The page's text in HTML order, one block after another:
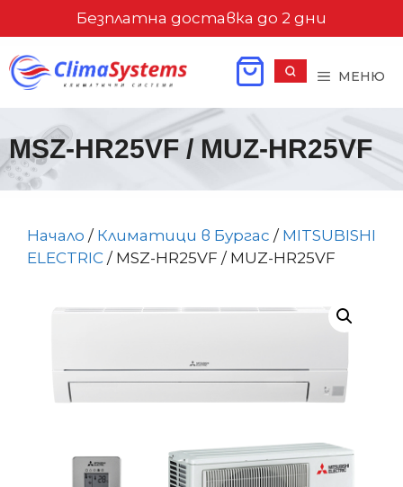
съдържанието
Безплатна доставка до 2 дни
МЕНЮ
MSZ-HR25VF / MUZ-HR25VF
Начало / Климатици в Бургас / MITSUBISHI
ELECTRIC / MSZ-HR25VF / MUZ-HR25VF